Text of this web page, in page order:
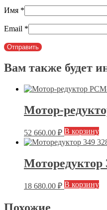
Имя *
Email *
Вам также будет
Мотор-
52 660.00 ₽ В корзину
Моторедуктор
18 680.00 ₽ В корзину
Похожие